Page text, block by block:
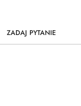
ZADAJ PYTANIE